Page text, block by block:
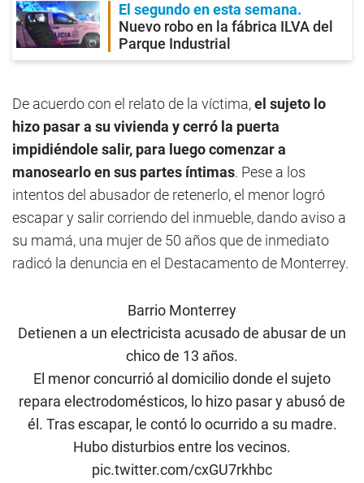
El segundo en esta semana
Nuevo robo en la fábrica ILVA del
Parque Industrial
De acuerdo con el relato de la víctima,el sujeto lo
hizo pasar a su vivienda y cerró la puerta
impidiéndole salir, para luego comenzar a
manosearlo en sus partes íntimas. Pese a los
intentos del abusador de retenerlo, el menor logró
escapar y salir corriendo del inmueble, dando aviso a
su mamá, una mujer de 50 años que de inmediato
radicó la denuncia en el Destacamento de Monterrey.
Barrio Monterrey
Detienen a un electricista acusado de abusar de un
chico de 13 años.
El menor concurrió al domicilio donde el sujeto
repara electrodomésticos, lo hizo pasar y abusó de
él. Tras escapar, le contó lo ocurrido a su madre.
Hubo disturbios entre los vecinos.
pic.twitter.com/cxGU7rkhbc